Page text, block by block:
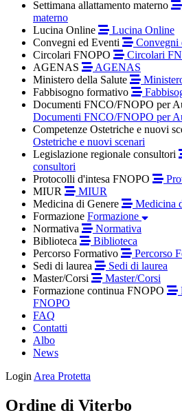
Settimana allattamento materno
materno
Lucina Online
Lucina Online
Convegni ed Eventi
Convegni
Circolari FNOPO
Circolari
AGENAS
AGENAS
Ministero della Salute
Fabbisogno formativo
Documenti FNCO/FNOPO per
Documenti FNCO/FNOPO per
Competenze Ostetriche e nuovi
Ostetriche e nuovi scenari
Legislazione regionale consultori
consultori
Protocolli d'intesa FNOPO
MIUR
MIUR
Medicina di Genere
Medicina
Formazione Formazione
Normativa
Normativa
Biblioteca
Biblioteca
Percorso Formativo
Percorso
Sedi di laurea
Sedi di laurea
Master/Corsi
Master/Corsi
Formazione continua FNOPO
FNOPO
FAQ
Contatti
Albo
News
Login Area Protetta
Ordine di Viterbo